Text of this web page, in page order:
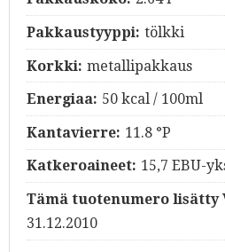
Pakkaustyyppi: tölkki
Korkki: metallipakkaus
Energiaa: 50 kcal / 100ml
Kantavierre: 11.8 °P
Katkeroaineet: 15,7 EBU-
Tämä tuotenumero
31.12.2010